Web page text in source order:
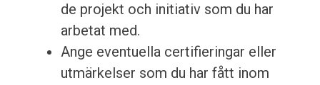
de projekt och initiativ som du har
arbetat med.
Ange eventuella certifieringar eller
utmärkelser som du har fått inom